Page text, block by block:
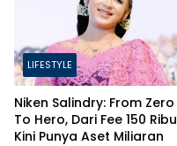
LIFESTYLE
Niken Salindry: From Zero
To Hero, Dari Fee 150 Ribu
Kini Punya Aset Miliaran